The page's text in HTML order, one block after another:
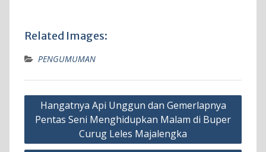
Related Images:
PENGUMUMAN
Navigasi
pos
Hangatnya Api Unggun dan Gemerlapnya
Pentas Seni Menghidupkan Malam di Buper
Curug Leles Majalengka